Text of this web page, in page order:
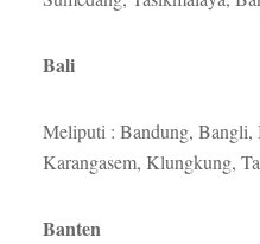
Bali
Meliputi : Bandung, Bangli,
Karangasem, Klungkung,
Banten